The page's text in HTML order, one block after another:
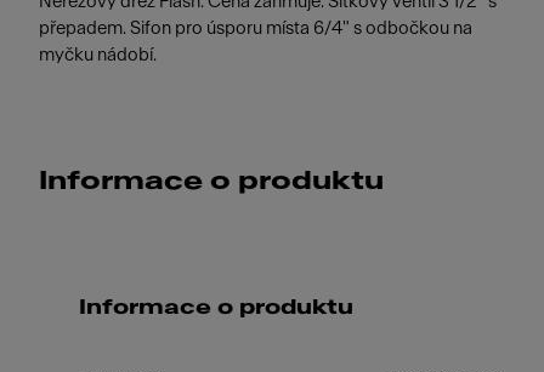
přepadem. Sifon pro úsporu místa 6/4" s odbočkou na
myčku nádobí.
Informace o produktu
Informace o produktu